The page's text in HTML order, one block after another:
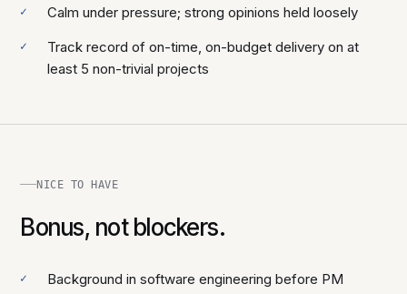
Calm under pressure; strong opinions held loosely
Track record of on-time, on-budget delivery on at
least 5 non-trivial projects
NICE TO HAVE
Bonus, not blockers.
Background in software engineering before PM